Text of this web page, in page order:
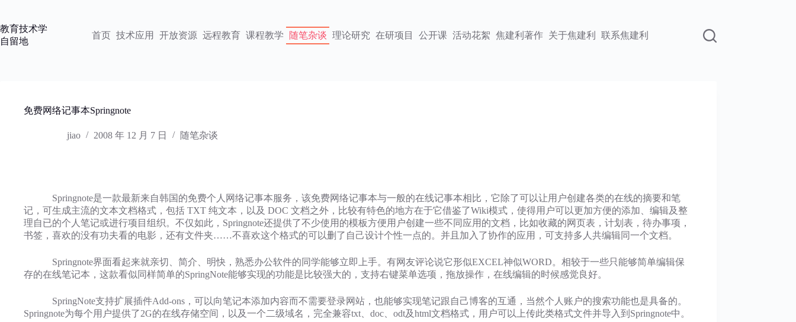
内
容
教育技术学
自留地
首页 技术应用 开放资源 远程教育 课程教学 随笔杂谈 理论研究 在研项目 公开课 活动花絮 焦建利著作 关于焦建利 联系焦建利
免费网络记事本Springnote
jiao 2008 年 12 月 7 日 随笔杂谈
Springnote是一款最新来自韩国的免费个人网络记事本服务，该免费网络记事本与一般的在线记事本相比，它除了可以让用户创建各类的在线的摘要和笔
记，可生成主流的文本文档格式，包括 TXT 纯文本，以及 DOC 文档之外，比较有特色的地方在于它借鉴了Wiki模式，使得用户可以更加方便的添加、编辑及整
理自已的个人笔记或进行项目组织。不仅如此，Springnote还提供了不少使用的模板方便用户创建一些不同应用的文档，比如收藏的网页表，计划表，待办事项，
书签，喜欢的没有功夫看的电影，还有文件夹……不喜欢这个格式的可以删了自己设计个性一点的。并且加入了协作的应用，可支持多人共编辑同一个文档。
Springnote界面看起来就亲切、简介、明快，熟悉办公软件的同学能够立即上手。有网友评论说它形似EXCEL神似WORD。相较于一些只能够简单编辑保
存的在线笔记本，这款看似同样简单的SpringNote能够实现的功能是比较强大的，支持右键菜单选项，拖放操作，在线编辑的时候感觉良好。
SpringNote支持扩展插件Add-ons，可以向笔记本添加内容而不需要登录网站，也能够实现笔记跟自己博客的互通，当然个人账户的搜索功能也是具备的。
Springnote为每个用户提供了2G的在线存储空间，以及一个二级域名，完全兼容txt、doc、odt及html文档格式，用户可以上传此类格式文件并导入到Springnote中。